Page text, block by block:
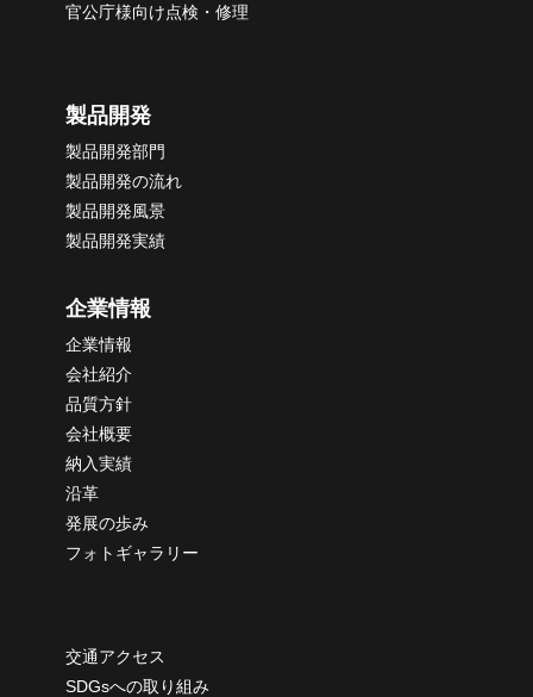
官公庁様向け点検・修理
製品開発
製品開発部門
製品開発の流れ
製品開発風景
製品開発実績
企業情報
企業情報
会社紹介
品質方針
会社概要
納 入実績
沿革
発展の歩み
フォトギャラリー
交通アクセス
SDGsへの取り組み